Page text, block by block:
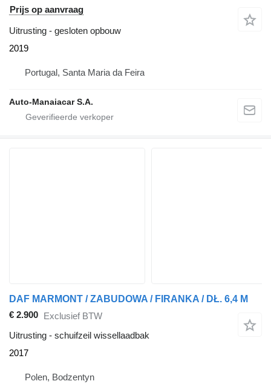
Prijs op aanvraag
Uitrusting - gesloten opbouw
2019
Portugal, Santa Maria da Feira
Auto-Manaiacar S.A.
DAF MARMONT / ZABUDOWA / FIRANKA / DŁ. 6,4 M
€ 2.900 Exclusief BTW
Uitrusting - schuifzeil wissellaadbak
2017
Polen, Bodzentyn